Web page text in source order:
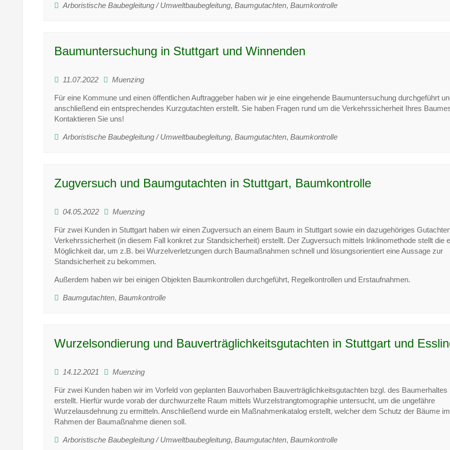
Arboristische Baubegleitung / Umweltbaubegleitung, Baumgutachten, Baumkontrolle
Baumuntersuchung in Stuttgart und Winnenden
11.07.2022 Muenzing
Für eine Kommune und einen öffentlichen Auftraggeber haben wir je eine eingehende Baumuntersuchung durchgeführt
anschließend ein entsprechendes Kurzgutachten erstellt. Sie haben Fragen rund um die Verkehrssicherheit Ihres
Kontaktieren Sie uns!
Arboristische Baubegleitung / Umweltbaubegleitung, Baumgutachten, Baumkontrolle
Zugversuch und Baumgutachten in Stuttgart, Baumkontrolle
04.05.2022 Muenzing
Für zwei Kunden in Stuttgart haben wir einen Zugversuch an einem Baum in Stuttgart sowie ein dazugehöriges
Verkehrssicherheit (in diesem Fall konkret zur Standsicherheit) erstellt. Der Zugversuch mittels Inklinomethode stellt die
Möglichkeit dar, um z.B. bei Wurzelverletzungen durch Baumaßnahmen schnell und lösungsorientiert eine Aussage zur
Standsicherheit zu bekommen.
Außerdem haben wir bei einigen Objekten Baumkontrollen durchgeführt, Regelkontrollen und Erstaufnahmen.
Baumgutachten, Baumkontrolle
Wurzelsondierung und Bauverträglichkeitsgutachten in Stuttgart und
14.12.2021 Muenzing
Für zwei Kunden haben wir im Vorfeld von geplanten Bauvorhaben Bauverträglichkeitsgutachten bzgl. des Baumerhaltes
erstellt. Hierfür wurde vorab der durchwurzelte Raum mittels Wurzelstrangtomographie untersucht, um die ungefähre
Wurzelausdehnung zu ermitteln. Anschließend wurde ein Maßnahmenkatalog erstellt, welcher dem Schutz der Bäume im
Rahmen der Baumaßnahme dienen soll.
Arboristische Baubegleitung / Umweltbaubegleitung, Baumgutachten, Baumkontrolle